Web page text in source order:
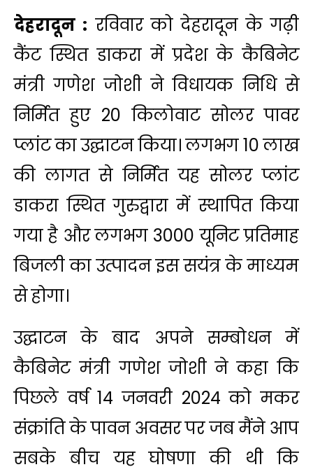
देहरादून : रविवार को देहरादून के गढ़ी
कैंट स्थित डाकरा में प्रदेश के कैबिनेट
मंत्री गणेश जोशी ने विधायक निधि से
निर्मित हुए 20 किलोवाट सोलर पावर
प्लांट का उद्घाटन किया। लगभग 10 लाख
की लागत से निर्मित यह सोलर प्लांट
डाकरा स्थित गुरुद्वारा में स्थापित किया
गया है और लगभग 3000 यूनिट प्रतिमाह
बिजली का उत्पादन इस सयंत्र के माध्यम
से होगा।
उद्घाटन के बाद अपने सम्बोधन में
कैबिनेट मंत्री गणेश जोशी ने कहा कि
पिछले वर्ष 14 जनवरी 2024 को मकर
संक्रांति के पावन अवसर पर जब मैंने आप
सबके बीच यह घोषणा की थी कि